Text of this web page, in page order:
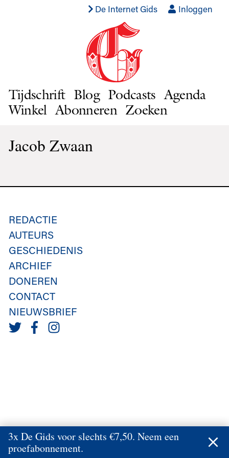
De Internet Gids Inloggen
Tijdschrift Blog Podcasts Agenda
Winkel Abonneren Zoeken
Jacob Zwaan
REDACTIE
AUTEURS
GESCHIEDENIS
ARCHIEF
DONEREN
CONTACT
NIEUWSBRIEF
3x De Gids voor slechts €7,50. Neem een
proefabonnement.